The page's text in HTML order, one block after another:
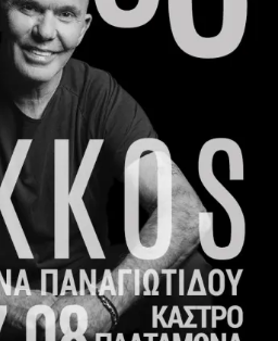
+ συμμετέχει η ena
κοντά την ομάδα έργου σε
την εμπέδωση του κοινού
συμμετέχοντες ερευνητικούς
τεχνική προσέγγιση, το
βήματα υλοποίησης. Κατά
οι εταίροι συζήτησαν τις
και κοινωνικές
τις βάσεις για την